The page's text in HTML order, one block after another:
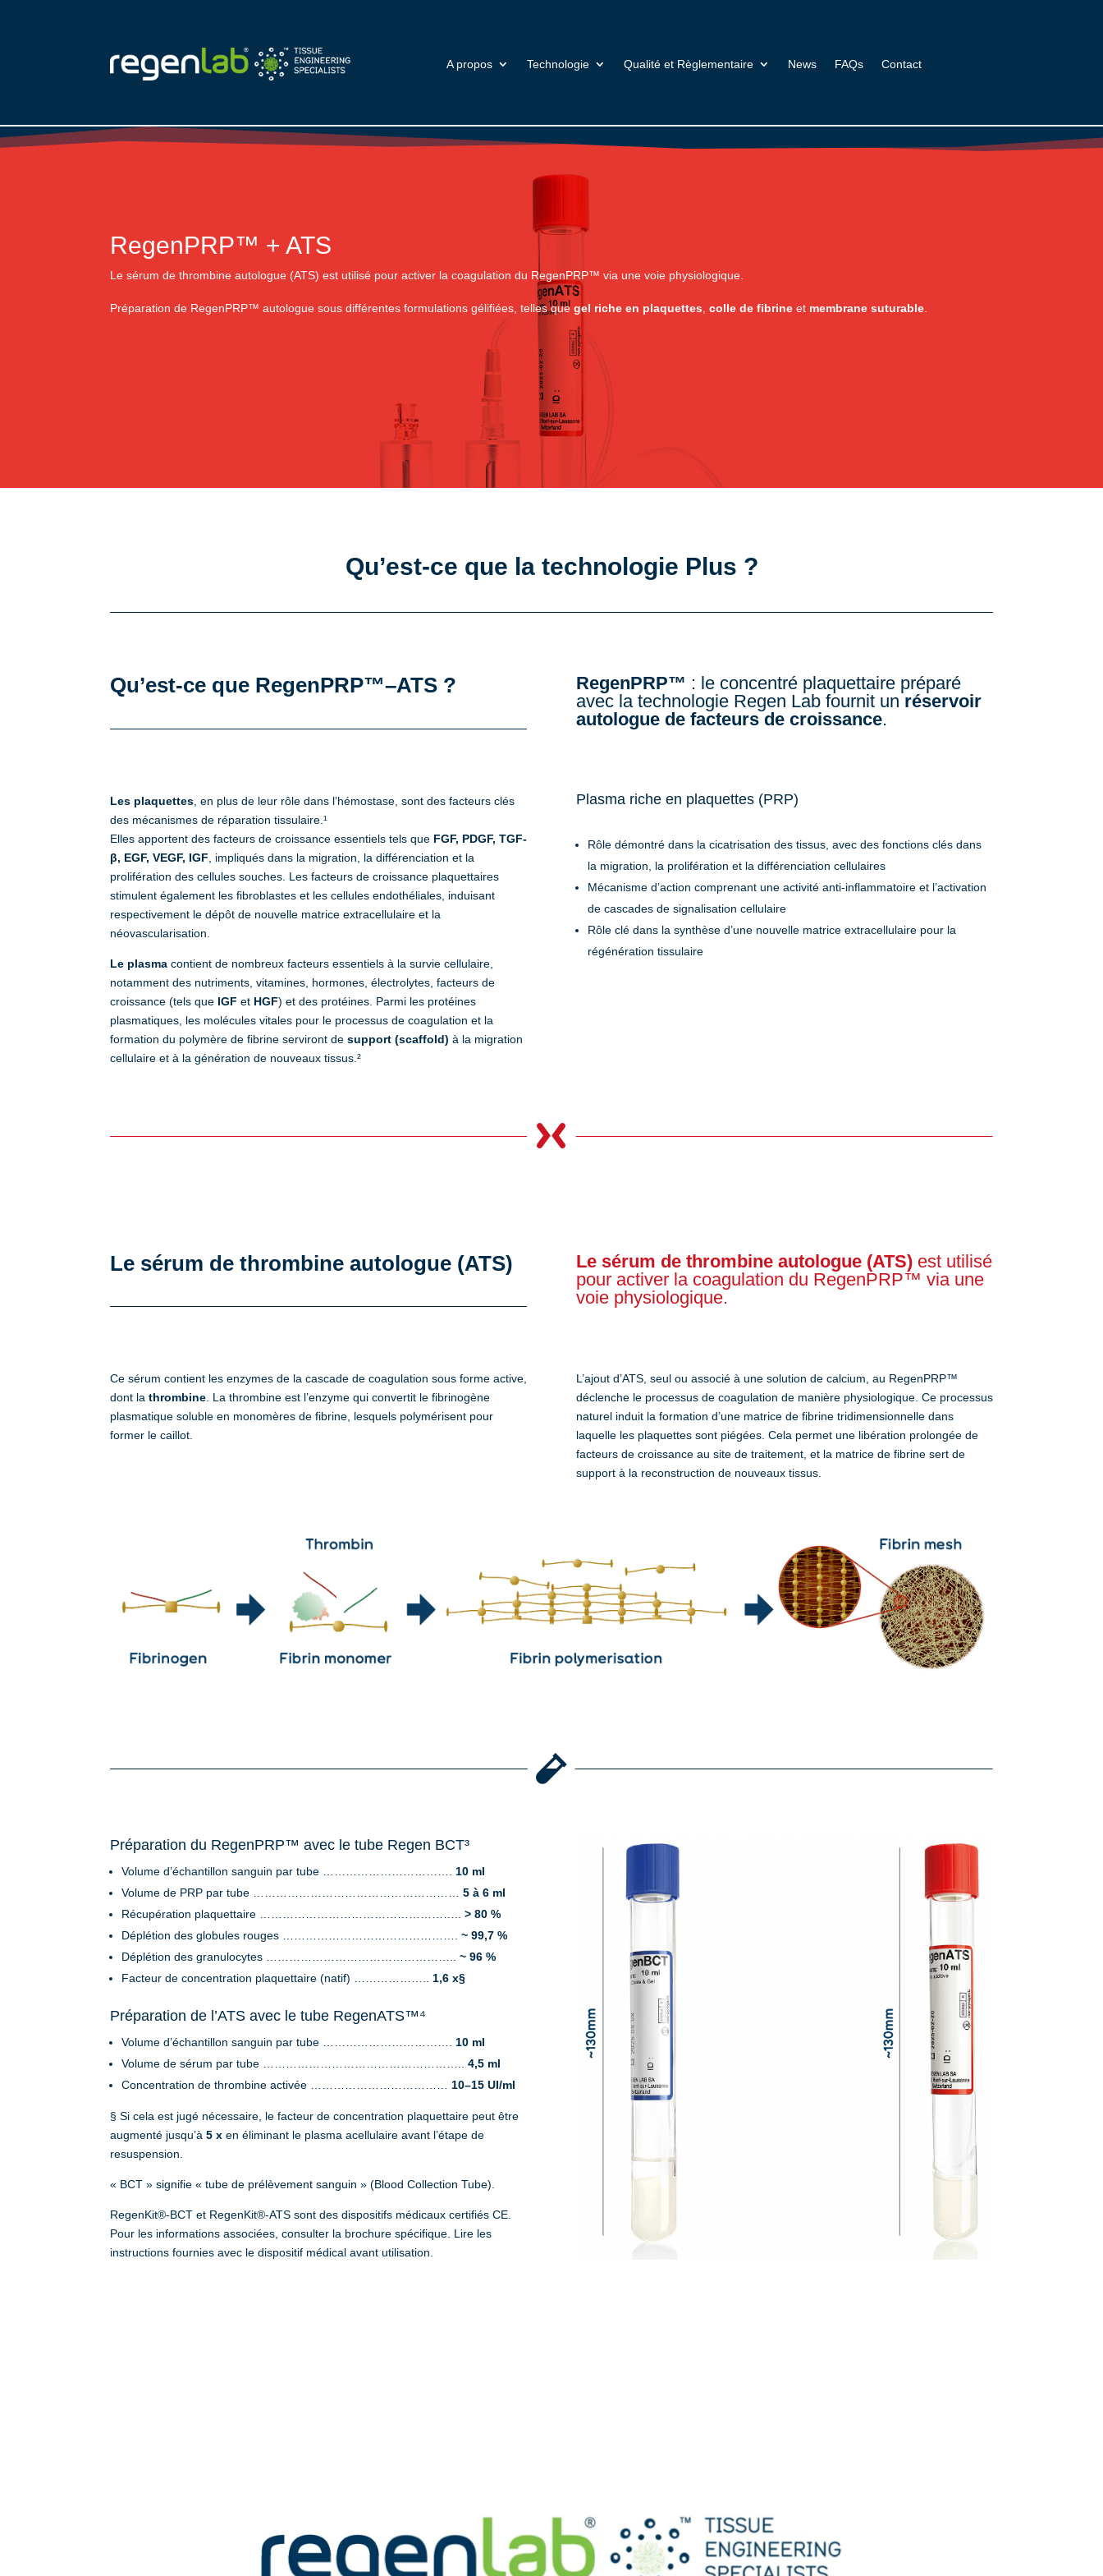
A propos Technologie Qualité et Règlementaire News FAQs Contact
RegenPRP™ + ATS
Le sérum de thrombine autologue (ATS) est utilisé pour activer la coagulation du RegenPRP™ via une voie physiologique.
Préparation de RegenPRP™ autologue sous différentes formulations gélifiées, telles quegel riche en plaquettes,colle de fibrine et membrane suturable.
Qu’est-ce que la technologie Plus ?
Qu’est-ce que RegenPRP™–ATS ? RegenPRP™ : le concentré plaquettaire préparé
avec la technologie Regen Lab fournit un réservoir
autologue de facteurs de croissance.
Les plaquettes , en plus de leur rôle dans l’hémostase, sont des facteurs clés
des mécanismes de réparation tissulaire.¹
Elles apportent des facteurs de croissance essentiels tels que FGF, PDGF, TGF-
β, EGF, VEGF, IGF , impliqués dans la migration, la différenciation et la
prolifération des cellules souches. Les facteurs de croissance plaquettaires
stimulent également les fibroblastes et les cellules endothéliales, induisant
respectivement le dépôt de nouvelle matrice extracellulaire et la
néovascularisation.
Le plasma contient de nombreux facteurs essentiels à la survie cellulaire,
notamment des nutriments, vitamines, hormones, électrolytes, facteurs de
croissance (tels que IGF et HGF) et des protéines. Parmi les protéines
plasmatiques, les molécules vitales pour le processus de coagulation et la
formation du polymère de fibrine serviront desupport (scaffold) à la migration
cellulaire et à la génération de nouveaux tissus.²
Plasma riche en plaquettes (PRP)
Rôle démontré dans la cicatrisation des tissus, avec des fonctions clés dans
la migration, la prolifération et la différenciation cellulaires
Mécanisme d’action comprenant une activité anti-inflammatoire et l’activation
de cascades de signalisation cellulaire
Rôle clé dans la synthèse d’une nouvelle matrice extracellulaire pour la
régénération tissulaire

Le sérum de thrombine autologue (ATS) Le sérum de thrombine autologue (ATS)est utilisé
pour activer la coagulation du RegenPRP™ via une
voie physiologique.
Ce sérum contient les enzymes de la cascade de coagulation sous forme active,
dont lathrombine. La thrombine est l’enzyme qui convertit le fibrinogène
plasmatique soluble en monomères de fibrine, lesquels polymérisent pour
former le caillot.
L’ajout d’ATS, seul ou associé à une solution de calcium, au RegenPRP™
déclenche le processus de coagulation de manière physiologique. Ce processus
naturel induit la formation d’une matrice de fibrine tridimensionnelle dans
laquelle les plaquettes sont piégées. Cela permet une libération prolongée de
facteurs de croissance au site de traitement, et la matrice de fibrine sert de
support à la reconstruction de nouveaux tissus.

Préparation du RegenPRP™ avec le tube Regen BCT³
Volume d’échantillon sanguin par tube ……………………………. 10 ml
Volume de PRP par tube ………………………………………………5 à 6 ml
Récupération plaquettaire ……………………………………………..> 80 %
Déplétion des globules rouges ……………………………………….~ 99,7 %
Déplétion des granulocytes …………………………………………..~ 96 %
Facteur de concentration plaquettaire (natif) ……………….. 1,6 x§
Préparation de l’ATS avec le tube RegenATS™⁴
Volume d’échantillon sanguin par tube ……………………………. 10 ml
Volume de sérum par tube ……………………………………………..4,5 ml
Concentration de thrombine activée ……………………………… 10–15 UI/ml
§ Si cela est jugé nécessaire, le facteur de concentration plaquettaire peut être
augmenté jusqu’à5 x en éliminant le plasma acellulaire avant l’étape de
resuspension.
« BCT » signifie « tube de prélèvement sanguin » (Blood Collection Tube).
RegenKit®-BCT et RegenKit®-ATS sont des dispositifs médicaux certifiés CE.
Pour les informations associées, consulter la brochure spécifique. Lire les
instructions fournies avec le dispositif médical avant utilisation.